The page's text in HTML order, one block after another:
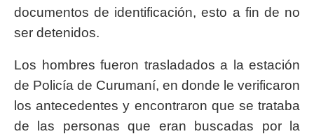
documentos de identificación, esto a fin de no
ser detenidos.
Los hombres fueron trasladados a la estación
de Policía de Curumaní, en donde le verificaron
los antecedentes y encontraron que se trataba
de las personas que eran buscadas por la